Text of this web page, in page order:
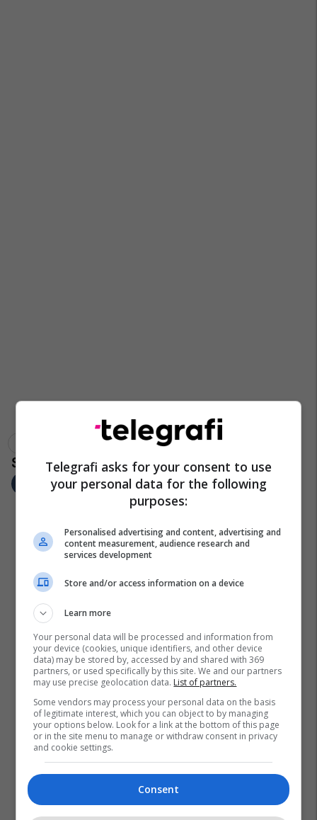
Kuvendi I Maqedonisë Së Veriut Afrim Gashi
Telegrafi asks for your consent to use
your personal data for the following
purposes:
Personalised advertising and content, advertising and
content measurement, audience research and
services development
Store and/or access information on a device
Learn more
Your personal data will be processed and information from
your device (cookies, unique identifiers, and other device
data) may be stored by, accessed by and shared with 369
partners, or used specifically by this site. We and our partners
may use precise geolocation data. List of partners.
Some vendors may process your personal data on the basis
of legitimate interest, which you can object to by managing
your options below. Look for a link at the bottom of this page
or in the site menu to manage or withdraw consent in privacy
and cookie settings.
Consent